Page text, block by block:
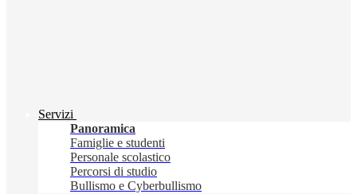
Servizi
Panoramica
Famiglie e studenti
Personale scolastico
Percorsi di studio
Bullismo e Cyberbullismo